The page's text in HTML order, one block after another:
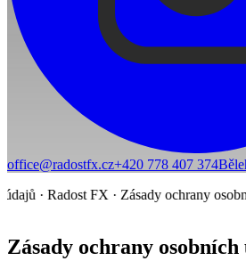
office@radostfx.cz+420 778 407 374
· Radost FX ·Zásady ochrany
Zásady ochrany osobních